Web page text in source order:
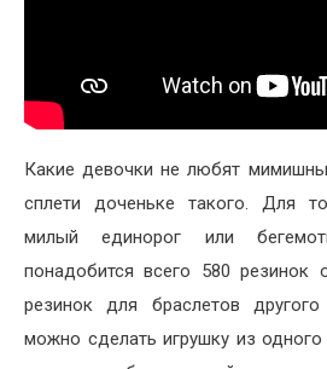
Какие девочки не любят
сплети доченьке такого. Для
милый единорог или
понадобится всего 580 резинок
резинок для браслетов
можно сделать игрушку из